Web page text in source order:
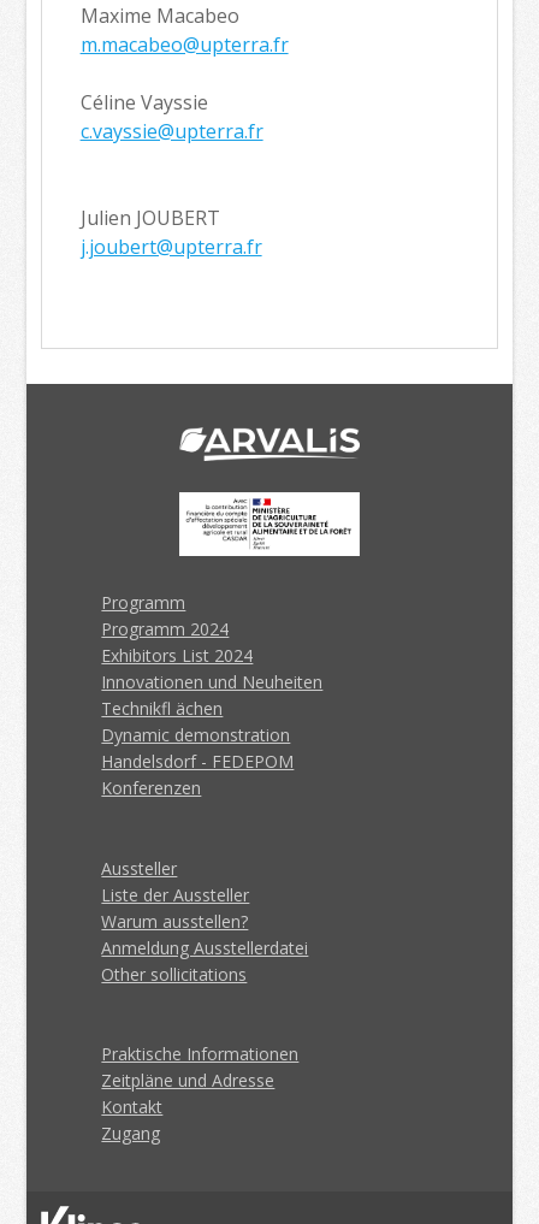
Maxime Macabeo
m.macabeo@upterra.fr
Céline Vayssie
c.vayssie@upterra.fr
Julien JOUBERT
j.joubert@upterra.fr
Programm
Programm 2024
Exhibitors List 2024
Innovationen und Neuheiten
Technikfl ächen
Dynamic demonstration
Handelsdorf - FEDEPOM
Konferenzen
Aussteller
Liste der Aussteller
Warum ausstellen?
Anmeldung Ausstellerdatei
Other sollicitations
Praktische Informationen
Zeitpläne und Adresse
Kontakt
Zugang